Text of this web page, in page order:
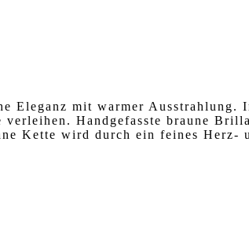
Eleganz mit warmer Ausstrahlung.
Handgefasste braune
Kette wird durch ein feines Herz-